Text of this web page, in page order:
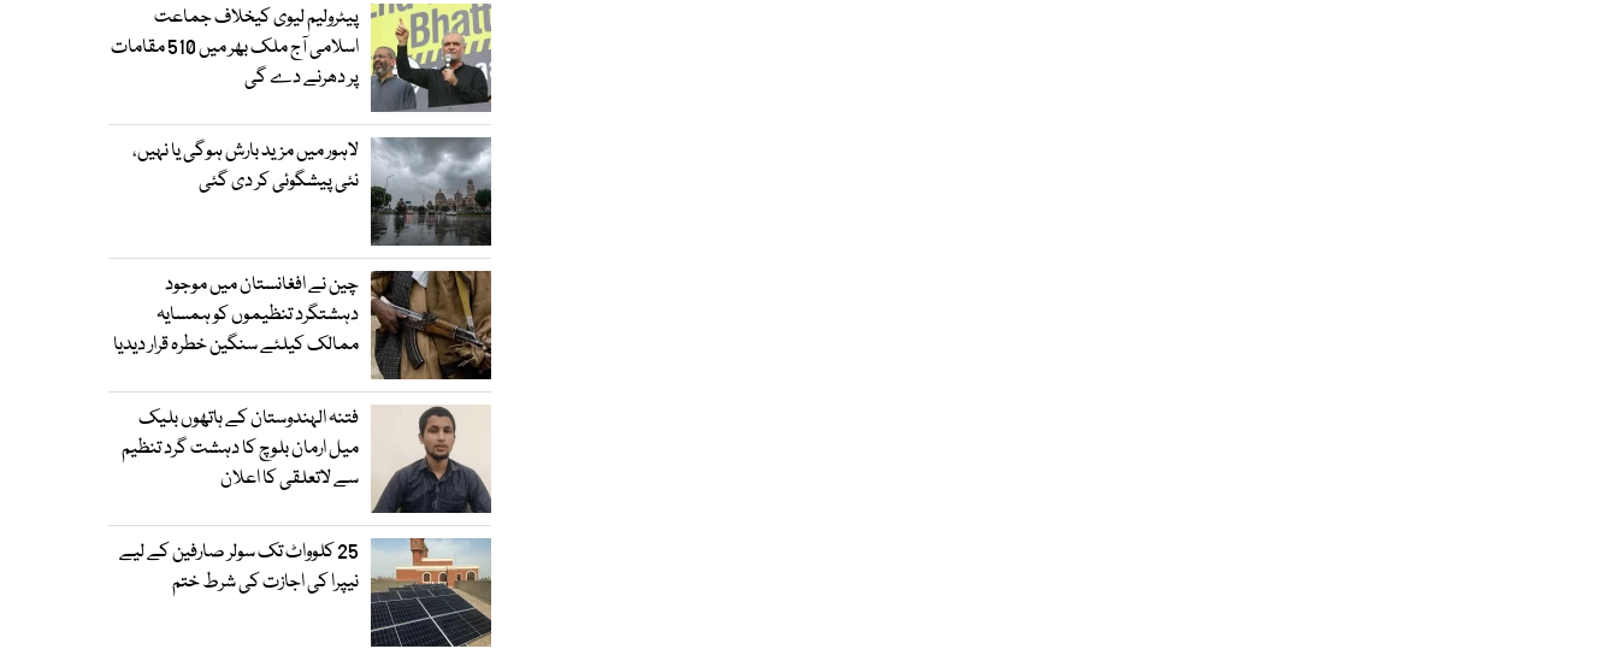
پیٹرولیم لیوی کیخلاف جماعت
اسلامی آج ملک بھر میں 510 مقامات
پر دھرنے دے گی
لاہور میں مزید بارش ہوگی یا نہیں،
نئی پیشگوئی کر دی گئی
چین نے افغانستان میں موجود
دہشتگرد تنظیموں کو ہمسایہ
ممالک کیلئے سنگین خطرہ قرار دیدیا
فتنہ الہندوستان کے ہاتھوں بلیک
میل ارمان بلوچ کا دہشت گرد تنظیم
سے لاتعلقی کا اعلان
25 کلوواٹ تک سولر صارفین کے لیے
نیپرا کی اجازت کی شرط ختم